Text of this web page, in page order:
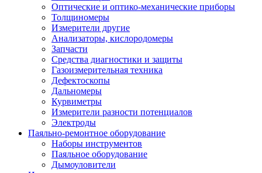
Оптические и оптико-механические приборы
Толщиномеры
Измерители другие
Анализаторы, кислородомеры
Запчасти
Средства диагностики и защиты
Газоизмерительная техника
Дефектоскопы
Дальномеры
Курвиметры
Измерители разности потенциалов
Электроды
Паяльно-ремонтное оборудование
Наборы инструментов
Паяльное оборудование
Дымоуловители